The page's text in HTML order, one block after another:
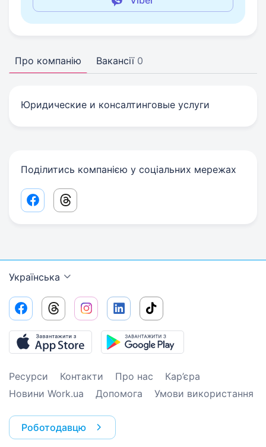
Про компанію Вакансії 0
Юридические и консалтинговые услуги
Поділитись компанією у соціальних мережах
Facebook share link
Threads share link
Українська
Ресурси Контакти Про нас
Кар’єра
Новини Work.ua
Допомога Умови використання
Роботодавцю